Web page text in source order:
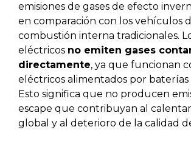
emisiones de gases de efecto
en comparación con los vehículos
combustión interna tradicionales.
eléctricos no emiten gases
directamente, ya que funcionan
eléctricos alimentados por baterías
Esto significa que no producen
escape que contribuyan al
global y al deterioro de la calidad